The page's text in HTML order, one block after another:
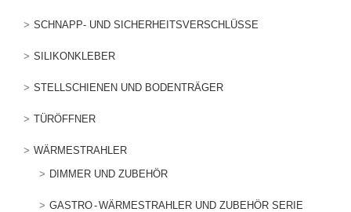
SCHNAPP- UND SICHERHEITSVERSCHLÜSSE
SILIKONKLEBER
STELLSCHIENEN UND BODENTRÄGER
TÜRÖFFNER
WÄRMESTRAHLER
DIMMER UND ZUBEHÖR
GASTRO - WÄRMESTRAHLER UND ZUBEHÖR SERIE